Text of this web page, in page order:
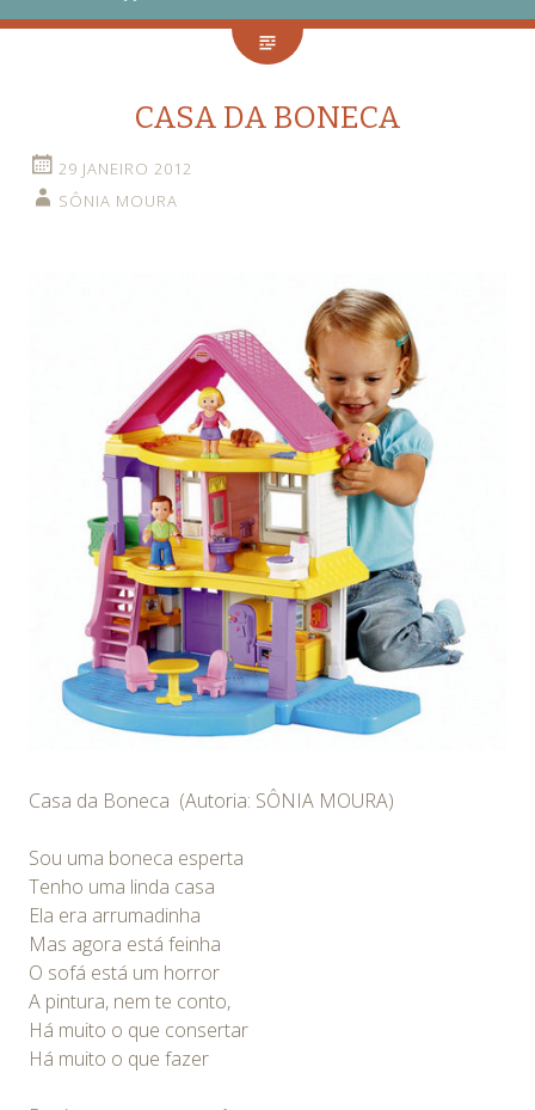
CASA DA BONECA
29 JANEIRO 2012
SÔNIA MOURA
Casa da Boneca (Autoria: SÔNIA MOURA)
Sou uma boneca esperta
Tenho uma linda casa
Ela era arrumadinha
Mas agora está feinha
O sofá está um horror
A pintura, nem te conto,
Há muito o que consertar
Há muito o que fazer